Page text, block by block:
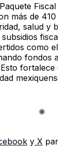
más de
salud y
como
fondos
y X